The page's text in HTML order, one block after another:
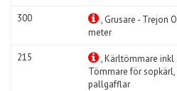
300
, Grusare - Trejon
meter
215
, Kärltömmare inkl
Tömmare för
pallgafflar